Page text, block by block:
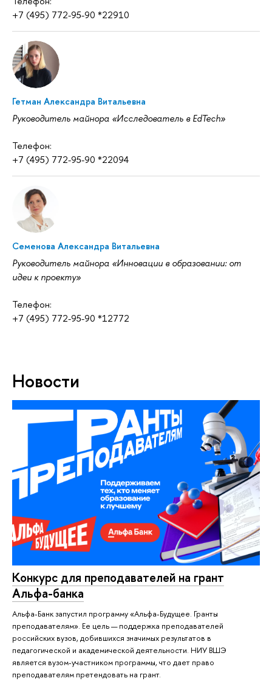
+7 (495) 772-95-90 *22910
Гетман Александра Витальевна
Руководитель майнора «Исследователь в EdTech»
Телефон:
+7 (495) 772-95-90 *22094
Семенова Александра Витальевна
Руководитель майнора «Инновации в образовании: от
идеи к проекту»
Телефон:
+7 (495) 772-95-90 *12772
Новости
Конкурс для преподавателей на грант
Альфа-банка
Альфа-Банк запустил программу «Альфа-Будущее. Гранты
преподавателям». Ее цель — поддержка преподавателей
российских вузов, добившихся значимых результатов в
педагогической и академической деятельности. НИУ ВШЭ
является вузом-участником программы, что дает право
преподавателям претендовать на грант.